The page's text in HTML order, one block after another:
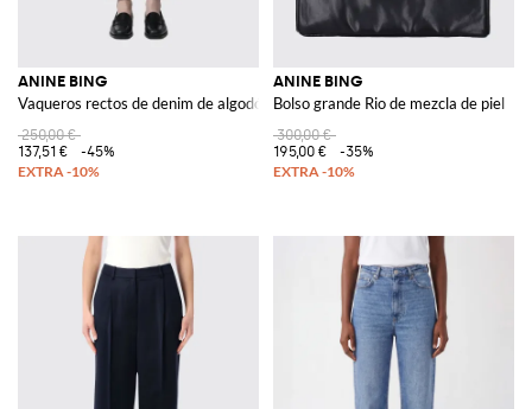
ANINE BING
Vaqueros rectos de denim de algodón
250,00 €
137,51 €
-45%
ANINE BING
Bolso grande Rio de mezcla de piel
300,00 €
195,00 €
-35%